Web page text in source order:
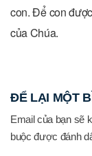
con. Để con
của Chúa.
ĐỂ LẠI MỘT
Email của bạn sẽ
buộc được đánh